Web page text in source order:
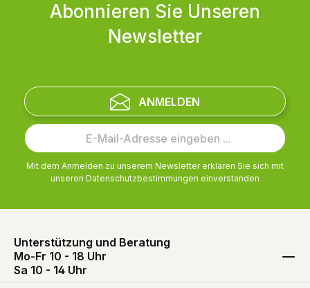
Abonnieren Sie Unseren
Newsletter
ANMELDEN
Mit dem Anmelden zu unserem Newsletter erklären Sie sich mit
unseren Datenschutzbestimmungen einverstanden
Unterstützung und Beratung
Mo-Fr 10 - 18 Uhr
Sa 10 - 14 Uhr